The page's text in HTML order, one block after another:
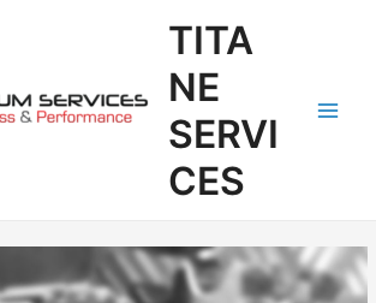
TITA
NE
SERVI
CES